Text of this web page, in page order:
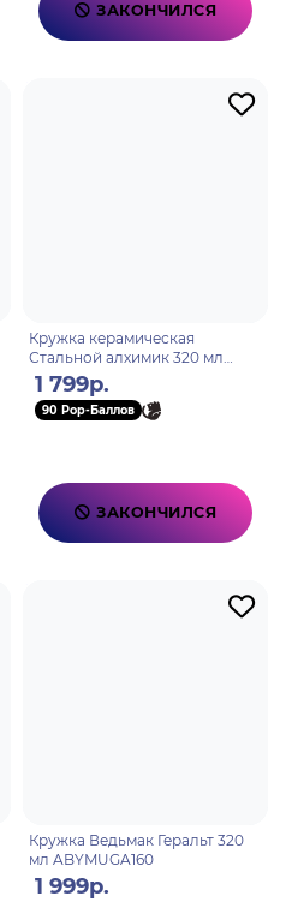
ЗАКОНЧИЛСЯ
Кружка керамическая
Стальной алхимик 320 мл
Heroes&Pride
1 799р.
90 Pop-Баллов
ЗАКОНЧИЛСЯ
Кружка Ведьмак Геральт 320
мл ABYMUGA160
1 999р.